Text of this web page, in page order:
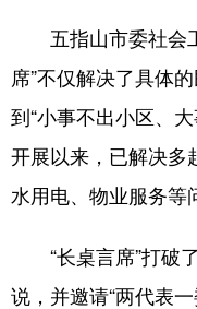
五指山市委社会
席”不仅解决了具体
到“小事不出小区、
开展以来，已解决多
水用电、物业服务等
“长桌言席”打破
说，并邀请“两代表